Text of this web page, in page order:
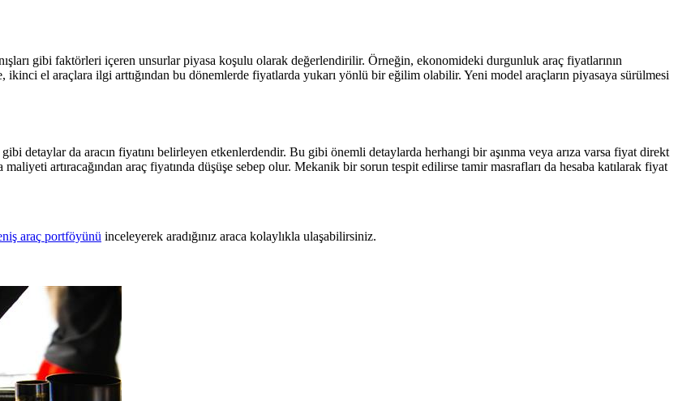
gibi faktörleri içeren unsurlar piyasa koşulu olarak değerlendirilir. Örneğin, ekonomideki durgunluk araç fiyatlarının
el araçlara ilgi arttığından bu dönemlerde fiyatlarda yukarı yönlü bir eğilim olabilir. Yeni model araçların piyasaya sürülmesi
detaylar da aracın fiyatını belirleyen etkenlerdendir. Bu gibi önemli detaylarda herhangi bir aşınma veya arıza varsa fiyat direkt
artıracağından araç fiyatında düşüşe sebep olur. Mekanik bir sorun tespit edilirse tamir masrafları da hesaba katılarak fiyat
araç portföyünü inceleyerek aradığınız araca kolaylıkla ulaşabilirsiniz.